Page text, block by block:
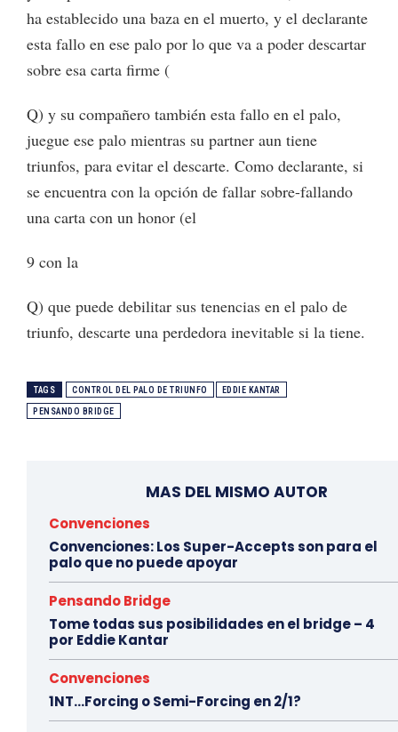
ha establecido una baza en el muerto, y el declarante
esta fallo en ese palo por lo que va a poder descartar
sobre esa carta firme (
Q) y su compañero también esta fallo en el palo,
juegue ese palo mientras su partner aun tiene
triunfos, para evitar el descarte. Como declarante, si
se encuentra con la opción de fallar sobre-fallando
una carta con un honor (el
9 con la
Q) que puede debilitar sus tenencias en el palo de
triunfo, descarte una perdedora inevitable si la tiene.
TAGS CONTROL DEL PALO DE TRIUNFO EDDIE KANTAR
PENSANDO BRIDGE
MAS DEL MISMO AUTOR
Convenciones
Convenciones: Los Super-Accepts son para el
palo que no puede apoyar
Pensando Bridge
Tome todas sus posibilidades en el bridge – 4
por Eddie Kantar
Convenciones
1NT…Forcing o Semi-Forcing en 2/1?